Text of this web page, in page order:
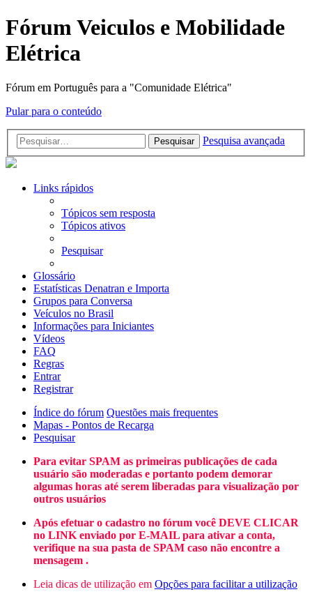
Fórum Veiculos e Mobilidade
Elétrica
Fórum em Português para a "Comunidade Elétrica"
Pular para o conteúdo
Pesquisar Pesquisa avançada
Links rápidos
Tópicos sem resposta
Tópicos ativos
Pesquisar
Glossário
Estatísticas Denatran e Importa
Grupos para Conversa
Veículos no Brasil
Informações para Iniciantes
Vídeos
FAQ
Regras
Entrar
Registrar
Índice do fórum Questões mais frequentes
Mapas - Pontos de Recarga
Pesquisar
Para evitar SPAM as primeiras publicações de cada
usuário são moderadas e portanto podem demorar
algumas horas até serem liberadas para visualização por
outros usuários
Após efetuar o cadastro no fórum você DEVE CLICAR
no LINK enviado por E-MAIL para ativar a conta,
verifique na sua pasta de SPAM caso não encontre a
mensagem .
Leia dicas de utilização em Opções para facilitar a utilização